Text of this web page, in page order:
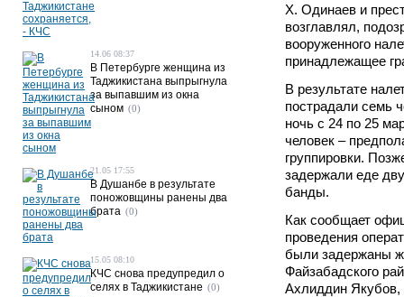
Х. Одинаев и
возглавлял,
вооруженного
принадлежащее
В результате
пострадали семь
ночь с 24 по 25
человек –
группировки.
задержали еде
банды.
Как сообщает
проведения
были задержаны
Файзабадского
Ахлиддин Якубов,
14.06 08:37
В Петербурге женщина из
Таджикистана выпрыгнула
за выпавшим из окна
сыном (0)
21.05 17:55
В Душанбе в результате
поножовщины ранены два
брата (0)
15.05 08:10
КЧС снова предупредил о
селях в Таджикистане (0)